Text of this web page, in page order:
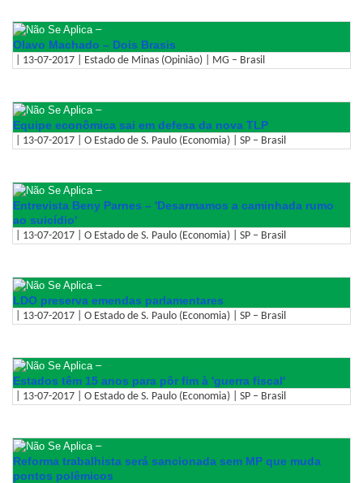
–
Olavo Machado – Dois Brasis
| 13-07-2017 | Estado de Minas (Opinião) | MG – Brasil
–
Equipe econômica sai em defesa da nova TLP
| 13-07-2017 | O Estado de S. Paulo (Economia) | SP – Brasil
–
Entrevista Beny Parnes – 'Desarmamos a caminhada rumo
ao suicídio'
| 13-07-2017 | O Estado de S. Paulo (Economia) | SP – Brasil
–
LDO preserva emendas parlamentares
| 13-07-2017 | O Estado de S. Paulo (Economia) | SP – Brasil
–
Estados têm 15 anos para pôr fim à 'guerra fiscal'
| 13-07-2017 | O Estado de S. Paulo (Economia) | SP – Brasil
–
Reforma trabalhista será sancionada sem MP que muda
pontos polêmicos